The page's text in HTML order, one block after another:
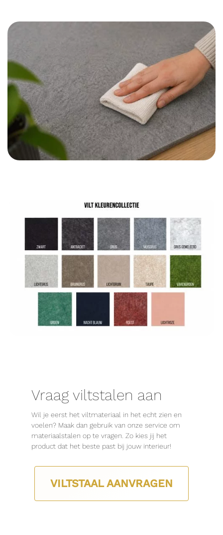
Vraag viltstalen aan
Wil je eerst het viltmateriaal in het echt zien en
voelen? Maak dan gebruik van onze service om
materiaalstalen op te vragen. Zo kies jij het
product dat het beste past bij jouw interieur!
VILTSTAAL AANVRAGEN